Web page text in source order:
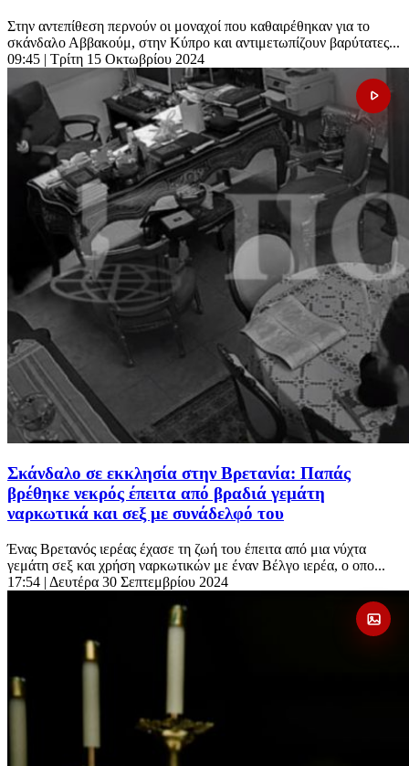
Στην αντεπίθεση περνούν οι μοναχοί που καθαιρέθηκαν για το
σκάνδαλο Αββακούμ, στην Κύπρο και αντιμετωπίζουν βαρύτατες...
09:45 | Τρίτη 15 Οκτωβρίου 2024
Σκάνδαλο σε εκκλησία στην Βρετανία: Παπάς
βρέθηκε νεκρός έπειτα από βραδιά γεμάτη
ναρκωτικά και σεξ με συνάδελφό του
Ένας Βρετανός ιερέας έχασε τη ζωή του έπειτα από μια νύχτα
γεμάτη σεξ και χρήση ναρκωτικών με έναν Βέλγο ιερέα, ο οπο...
17:54 | Δευτέρα 30 Σεπτεμβρίου 2024